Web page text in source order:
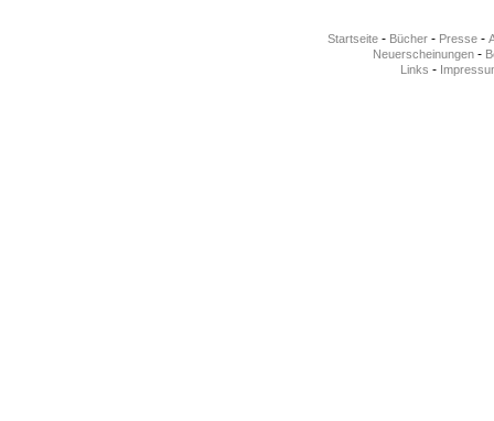
Startseite - Bücher - Presse -
Neuerscheinungen-
Links -